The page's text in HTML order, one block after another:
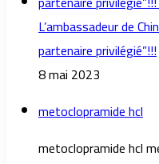
L’ambassadeur de
partenaire privilégié”!!!
8 mai 2023
metoclopramide hcl
metoclopramide hcl